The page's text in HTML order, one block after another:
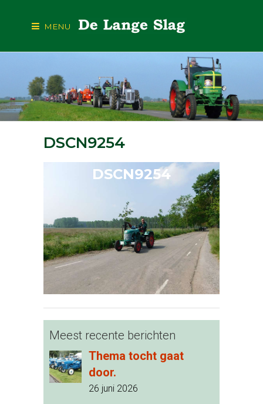
MENU
DSCN9254
DSCN9254
Meest recente berichten
Thema tocht gaat
door.
26 juni 2026